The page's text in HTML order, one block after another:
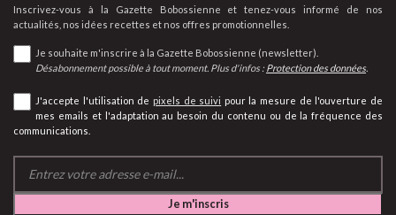
Inscrivez-vous à la Gazette Bobossienne et tenez-vous informé de nos
actualités, nos idées recettes et nos offres promotionnelles.
Je souhaite m'inscrire à la Gazette Bobossienne (newsletter).
Désabonnement possible à tout moment. Plus d'infos : Protection des données.
J'accepte l'utilisation de pixels de suivi pour la mesure de l'ouverture de
mes emails et l'adaptation au besoin du contenu ou de la fréquence des
communications.